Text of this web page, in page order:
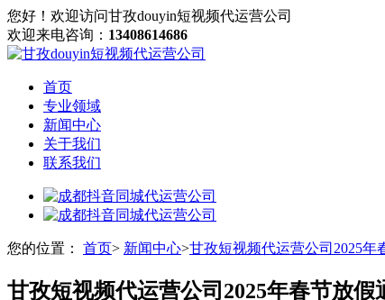
您好！欢迎访问甘孜douyin短视频代运营公司
欢迎来电咨询： 13408614686
首页
专业领域
新闻中心
关于我们
联系我们
您的位置： 首页> 新闻中心>甘孜短视频代运营公司2025年
甘孜短视频代运营公司2025年春节放假